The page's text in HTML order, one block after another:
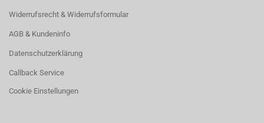
Widerrufsrecht & Widerrufsformular
AGB & Kundeninfo
Datenschutzerklärung
Callback Service
Cookie Einstellungen